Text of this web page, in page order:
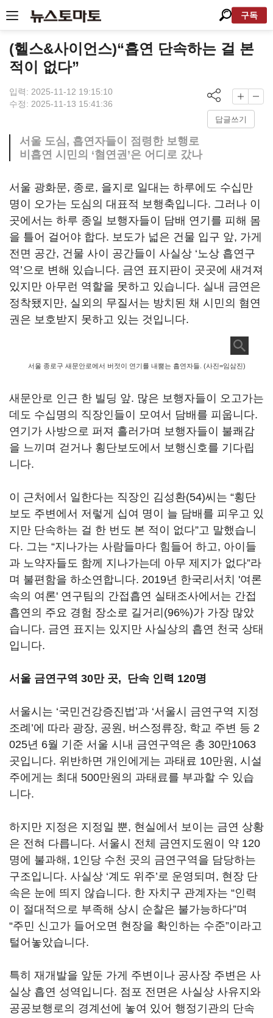
구독
(헬스&사이언스)“흡연 단속하는 걸 본
적이 없다”
입력: 2025-11-12 19:15:10
수정: 2025-11-13 15:41:36
답글쓰기
서울 도심, 흡연자들이 점령한 보행로
비흡연 시민의 ‘혐연권’은 어디로 갔나
서울 광화문, 종로, 을지로 일대는 하루에도 수십만
명이 오가는 도심의 대표적 보행축입니다. 그러나 이
곳에서는 하루 종일 보행자들이 담배 연기를 피해 몸
을 틀어 걸어야 합다. 보도가 넓은 건물 입구 앞, 가게
전면 공간, 건물 사이 공간들이 사실상 ‘노상 흡연구
역’으로 변해 있습니다. 금연 표지판이 곳곳에 새겨져
있지만 아무런 역할을 못하고 있습니다. 실내 금연은
정착됐지만, 실외의 무질서는 방치된 채 시민의 혐연
권은 보호받지 못하고 있는 것입니다.
서울 종로구 새문안로에서 버젓이 연기를 내뿜는 흡연자들. (사진=임삼진)
새문안로 인근 한 빌딩 앞. 많은 보행자들이 오고가는
데도 수십명의 직장인들이 모여서 담배를 피웁니다.
연기가 사방으로 퍼져 흘러가며 보행자들이 불쾌감
을 느끼며 걷거나 횡단보도에서 보행신호를 기다립
니다.
이 근처에서 일한다는 직장인 김성환(54)씨는 “횡단
보도 주변에서 저렇게 십여 명이 늘 담배를 피우고 있
지만 단속하는 걸 한 번도 본 적이 없다”고 말했습니
다. 그는 “지나가는 사람들마다 힘들어 하고, 아이들
과 노약자들도 함께 지나가는데 아무 제지가 없다”라
며 불편함을 하소연합니다. 2019년 한국리서치 '여론
속의 여론' 연구팀의 간접흡연 실태조사에서는 간접
흡연의 주요 경험 장소로 길거리(96%)가 가장 많았
습니다. 금연 표지는 있지만 사실상의 흡연 천국 상태
입니다.
서울 금연구역 30만 곳, 단속 인력 120명
서울시는 ‘국민건강증진법’과 ‘서울시 금연구역 지정
조례’에 따라 광장, 공원, 버스정류장, 학교 주변 등 2
025년 6월 기준 서울 시내 금연구역은 총 30만1063
곳입니다. 위반하면 개인에게는 과태료 10만원, 시설
주에게는 최대 500만원의 과태료를 부과할 수 있습
니다.
하지만 지정은 지정일 뿐, 현실에서 보이는 금연 상황
은 전혀 다릅니다. 서울시 전체 금연지도원이 약 120
명에 불과해, 1인당 수천 곳의 금연구역을 담당하는
구조입니다. 사실상 ‘계도 위주’로 운영되며, 현장 단
속은 눈에 띄지 않습니다. 한 자치구 관계자는 “인력
이 절대적으로 부족해 상시 순찰은 불가능하다”며
“주민 신고가 들어오면 현장을 확인하는 수준”이라고
털어놓았습니다.
특히 재개발을 앞둔 가게 주변이나 공사장 주변은 사
실상 흡연 성역입니다. 점포 전면은 사실상 사유지와
공공보행로의 경계선에 놓여 있어 행정기관의 단속